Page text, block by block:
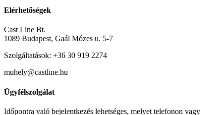
Elérhetőségek
Cast Line Bt.
1089 Budapest, Gaál Mózes u. 5-7
Szolgáltatások: +36 30 919 2274
muhely@castline.hu
Ügyfélszolgálat
Időpontra való bejelentkezés lehetséges, melyet telefonon vagy